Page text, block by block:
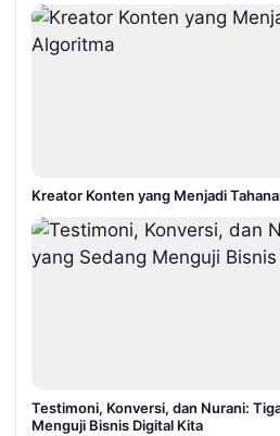
Kreator Konten yang Menjadi
Testimoni, Konversi, dan Nurani:
Menguji Bisnis Digital Kita